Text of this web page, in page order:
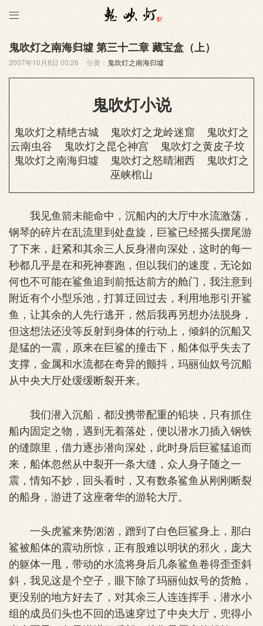

鬼吹灯之南海归墟 第三十二章 藏宝盒（上）
2007年10月8日 00:26 分类： 鬼吹灯之南海归墟
鬼吹灯小说
鬼吹灯之精绝古城 鬼吹灯之龙岭迷窟
鬼吹灯之
云南虫谷
鬼吹灯之昆仑神宫
鬼吹灯之黄皮子坟
鬼吹灯之南海归墟
鬼吹灯之怒晴湘西
鬼吹灯之
巫峡棺山
我见鱼箭未能命中，沉船内的大厅中水流激荡，
钢琴的碎片在乱流里到处盘旋，巨鲨已经摇头摆尾游
了下来，赶紧和其余三人反身潜向深处，这时的每一
秒都几乎是在和死神赛跑，但以我们的速度，无论如
何也不可能在鲨鱼追到前抵达前方的舱门，我注意到
附近有个小型乐池，打算迂回过去，利用地形引开鲨
鱼，让其余的人先行逃开，然后我再另想办法脱身，
但这想法还没等反射到身体的行动上，倾斜的沉船又
是猛的一震，原来在巨鲨的撞击下，船体似乎失去了
支撑，金属和水流都在奇异的颤抖，玛丽仙奴号沉船
从中央大厅处缓缓断裂开来。
我们潜入沉船，都没携带配重的铅块，只有抓住
船内固定之物，遇到无着落处，便以潜水刀插入钢铁
的缝隙里，借力逐步潜向深处，此时身后巨鲨猛追而
来，船体忽然从中裂开一条大缝，众人身子随之一
震，情知不妙，回头看时，又有数条鲨鱼从刚刚断裂
的船身，游进了这座奢华的游轮大厅。
一头虎鲨来势汹汹，蹭到了白色巨鲨身上，那白
鲨被船体的震动所惊，正有股难以明状的邪火，庞大
的躯体一甩，带动的水流将身后几条鲨鱼卷得歪歪斜
斜，我见这是个空子，眼下除了玛丽仙奴号的货舱，
更没别的地方好去了，对其余三人连连挥手，潜水小
组的成员们头也不回的迅速穿过了中央大厅，兜得小